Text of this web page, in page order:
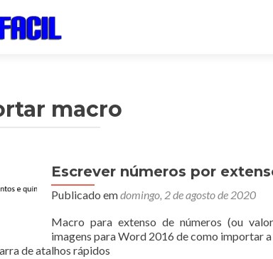
macro
Escrever números por
Publicado emdomingo, 2 de agosto de 2020
Macro para extenso de números (ou
imagens para Word 2016 de como importar
de atalhos rápidos